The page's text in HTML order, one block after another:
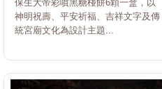
保生大帝彩噴黑糖椪餅6顆一盒，以
神明祝壽、平安祈福、吉祥文字及傳
統宮廟文化為設計主題...